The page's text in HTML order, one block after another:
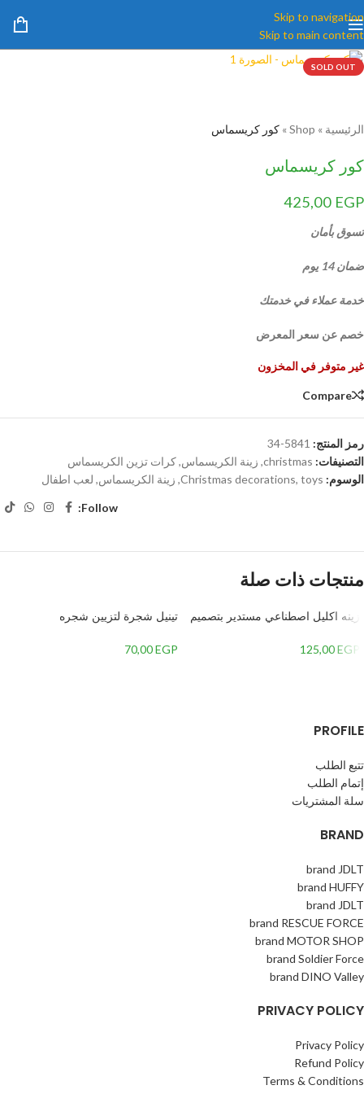
Skip to navigation
Skip to main content
SOLD OUT
الرئيسية »
Shop
» كور كريسماس
كور كريسماس
425,00 EGP
تسوق بأمان
ضمان 14 يوم
خدمة عملاء في خدمتك
خصم عن سعر المعرض
غير متوفر في المخزون
Compare
رمز المنتج: 5841-34
التصنيفات: christmas
, زينة الكريسماس,كرات تزين الكريسماس
الوسوم:
Christmas decorations, toys
, زينة الكريسماس, لعب اطفال
Follow:
منتجات ذات صلة
زينه اكليل اصطناعي مستدير بتصميم
125,00EGP
تينيل شجرة لتزيين شجره
70,00EGP
PROFILE
تتبع الطلب
إتمام الطلب
سلة المشتريات
BRAND
brand JDLT
brand HUFFY
brand JDLT
brand RESCUE FORCE
brand MOTOR SHOP
brand Soldier Force
brand DINO Valley
PRIVACY POLICY
Privacy Policy
Refund Policy
Terms & Conditions